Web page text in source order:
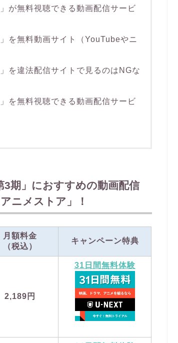
が無料視聴できる動画配信サービ
を無料動画サイト（YouTubeやニ
を違法配信サイトで見るのはNGな
を無料視聴できる動画配信サービ
期」におすすめの動画配信
ニメストア」！
月額料金
（税込）
キャンペーン特典
2,189円
31日間無料体験